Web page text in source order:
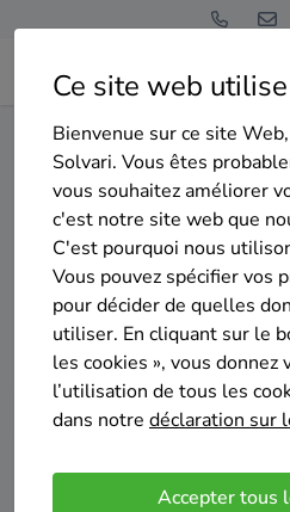
Ce site web
Bienvenue sur ce site
Solvari. Vous êtes
vous souhaitez améliorer
c'est notre site web que
C'est pourquoi nous
Vous pouvez spécifier vos
pour décider de quelles
utiliser. En cliquant sur le
les cookies », vous donnez
l’utilisation de tous les
dans notre déclaration sur
Accepter tous
Home Isolation des murs creux
Gratuit et
Top 20 des entreprises
d'isolation des
Pont-à-
Comparer